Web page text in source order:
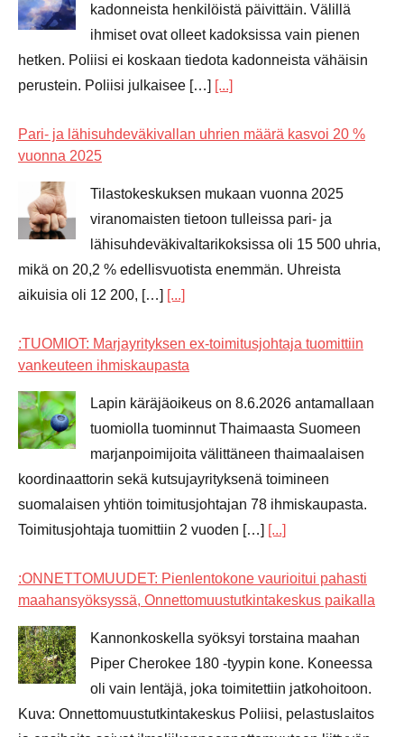
kadonneista henkilöistä päivittäin. Välillä
ihmiset ovat olleet kadoksissa vain pienen
hetken. Poliisi ei koskaan tiedota kadonneista vähäisin
perustein. Poliisi julkaisee […] [...]
Pari- ja lähisuhdeväkivallan uhrien määrä kasvoi 20 %
vuonna 2025
Tilastokeskuksen mukaan vuonna 2025
viranomaisten tietoon tulleissa pari- ja
lähisuhdeväkivaltarikoksissa oli 15 500 uhria,
mikä on 20,2 % edellisvuotista enemmän. Uhreista
aikuisia oli 12 200, […] [...]
:TUOMIOT: Marjayrityksen ex-toimitusjohtaja tuomittiin
vankeuteen ihmiskaupasta
Lapin käräjäoikeus on 8.6.2026 antamallaan
tuomiolla tuominnut Thaimaasta Suomeen
marjanpoimijoita välittäneen thaimaalaisen
koordinaattorin sekä kutsujayrityksenä toimineen
suomalaisen yhtiön toimitusjohtajan 78 ihmiskaupasta.
Toimitusjohtaja tuomittiin 2 vuoden […] [...]
:ONNETTOMUUDET: Pienlentokone vaurioitui pahasti
maahansyöksyssä, Onnettomuustutkintakeskus paikalla
Kannonkoskella syöksyi torstaina maahan
Piper Cherokee 180 -tyypin kone. Koneessa
oli vain lentäjä, joka toimitettiin jatkohoitoon.
Kuva: Onnettomuustutkintakeskus Poliisi, pelastuslaitos